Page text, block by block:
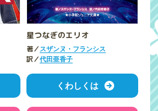
星つなぎのエリオ
著／スザンヌ・フランシス
訳／代田亜香子
くわしくは